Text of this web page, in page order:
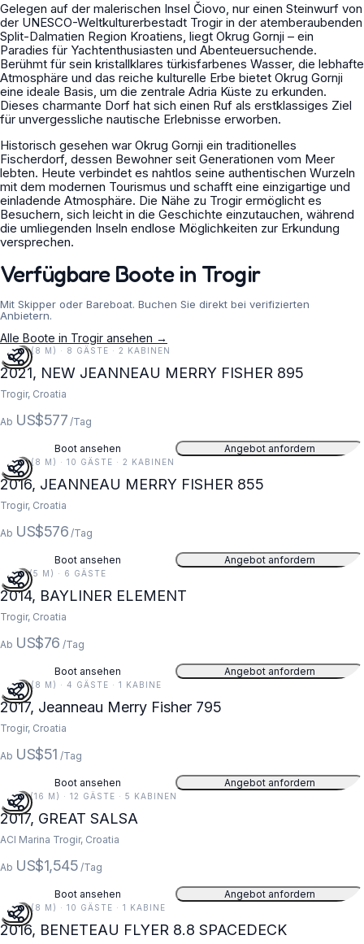
Gelegen auf der malerischen Insel Čiovo, nur einen Steinwurf von
der UNESCO-Weltkulturerbestadt Trogir in der atemberaubenden
Split-Dalmatien Region Kroatiens, liegt Okrug Gornji – ein
Paradies für Yachtenthusiasten und Abenteuersuchende.
Berühmt für sein kristallklares türkisfarbenes Wasser, die lebhafte
Atmosphäre und das reiche kulturelle Erbe bietet Okrug Gornji
eine ideale Basis, um die zentrale Adria Küste zu erkunden.
Dieses charmante Dorf hat sich einen Ruf als erstklassiges Ziel
für unvergessliche nautische Erlebnisse erworben.
Historisch gesehen war Okrug Gornji ein traditionelles
Fischerdorf, dessen Bewohner seit Generationen vom Meer
lebten. Heute verbindet es nahtlos seine authentischen Wurzeln
mit dem modernen Tourismus und schafft eine einzigartige und
einladende Atmosphäre. Die Nähe zu Trogir ermöglicht es
Besuchern, sich leicht in die Geschichte einzutauchen, während
die umliegenden Inseln endlose Möglichkeiten zur Erkundung
versprechen.
Verfügbare Boote in Trogir
Mit Skipper oder Bareboat. Buchen Sie direkt bei verifizierten
Anbietern.
Alle Boote in Trogir ansehen →
26 FT (8 M) · 8 GÄSTE · 2 KABINEN
2021, NEW JEANNEAU MERRY FISHER 895
Trogir, Croatia
Ab US$577 /Tag
Boot ansehen Angebot anfordern
26 FT (8 M) · 10 GÄSTE · 2 KABINEN
2016, JEANNEAU MERRY FISHER 855
Trogir, Croatia
Ab US$576 /Tag
Boot ansehen Angebot anfordern
16 FT (5 M) · 6 GÄSTE
2014, BAYLINER ELEMENT
Trogir, Croatia
Ab US$76 /Tag
Boot ansehen Angebot anfordern
26 FT (8 M) · 4 GÄSTE · 1 KABINE
2017, Jeanneau Merry Fisher 795
Trogir, Croatia
Ab US$51 /Tag
Boot ansehen Angebot anfordern
52 FT (16 M) · 12 GÄSTE · 5 KABINEN
2017, GREAT SALSA
ACI Marina Trogir, Croatia
Ab US$1,545 /Tag
Boot ansehen Angebot anfordern
26 FT (8 M) · 10 GÄSTE · 1 KABINE
2016, BENETEAU FLYER 8.8 SPACEDECK